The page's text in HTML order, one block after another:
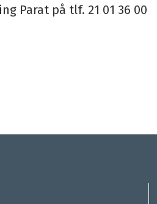
Parat på tlf. 21 01 36 00